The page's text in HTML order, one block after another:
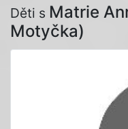
Děti s Matrie
Motyčka)